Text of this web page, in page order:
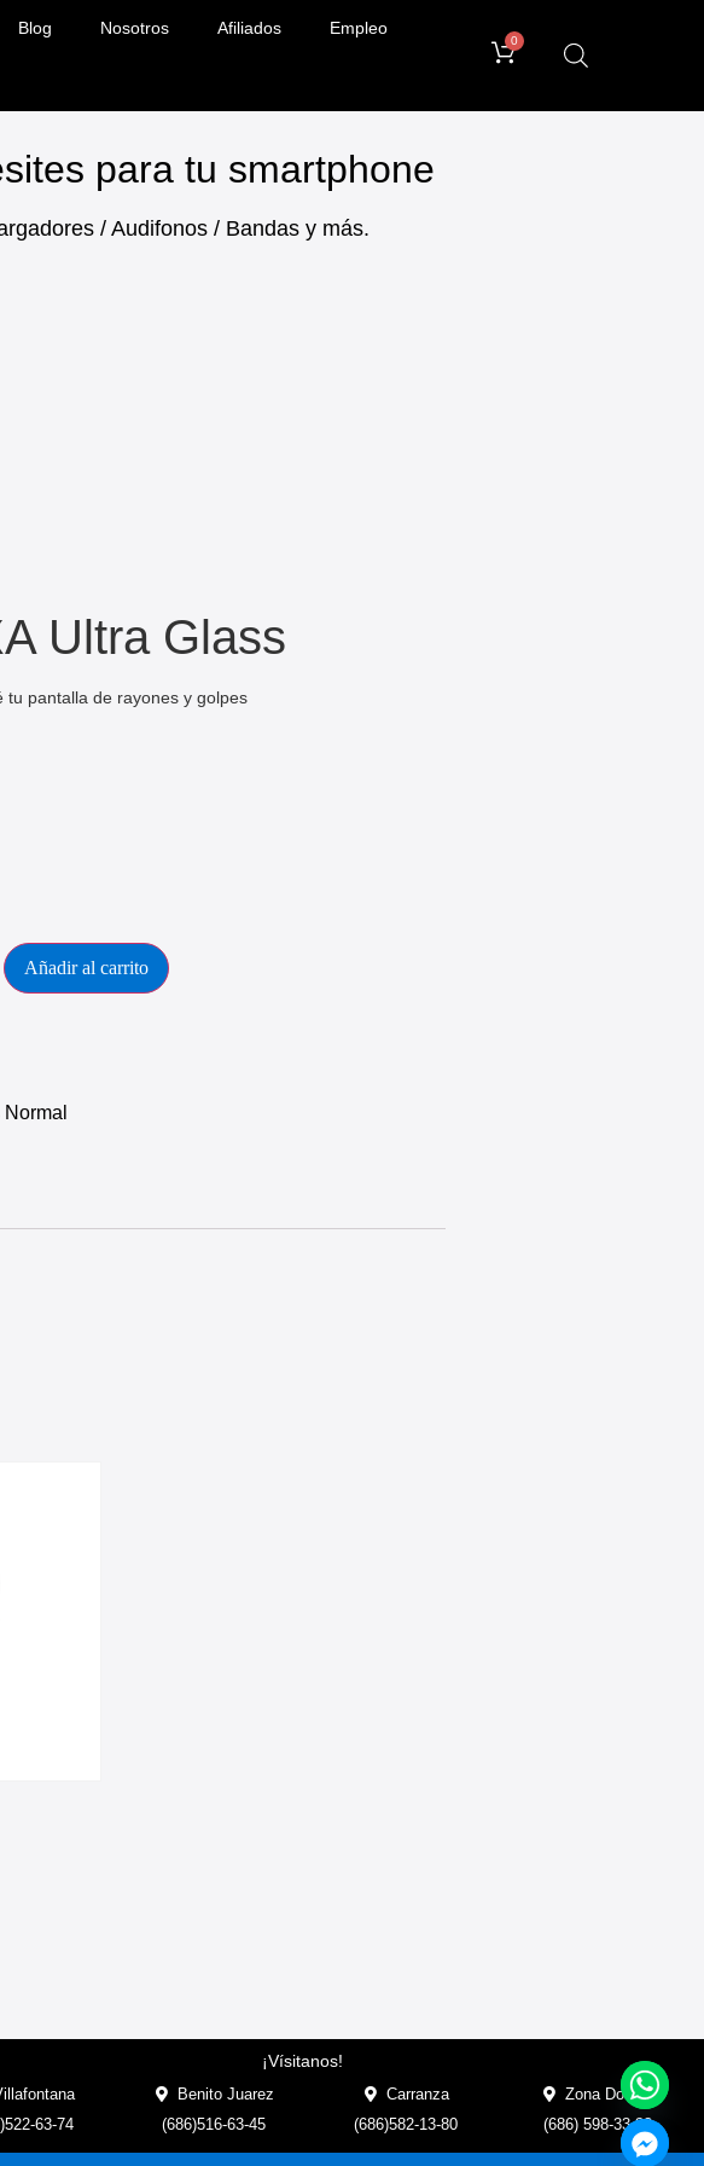
Blog Nosotros Afiliados Empleo
0
para tu smartphone
/ Audifonos / Bandas y más.
Ultra Glass
tu pantalla de rayones y golpes
Añadir al carrito
¡Vísitanos!
63-74
Benito Juarez
(686)516-63-45
Carranza
(686)582-13-80
Zona Dorada
(686) 598-33-33